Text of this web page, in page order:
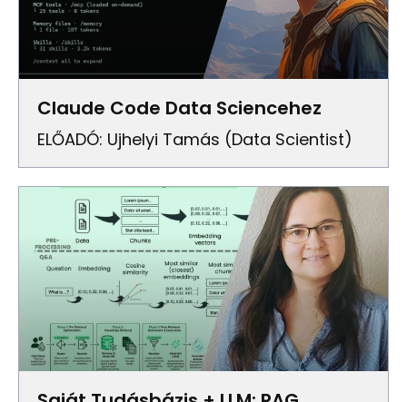
Claude Code Data Sciencehez
ELŐADÓ: Ujhelyi Tamás (Data Scientist)